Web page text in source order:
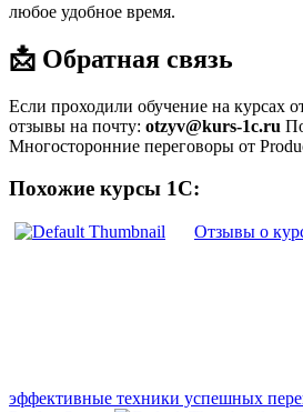
любое удобное время.
📩 Обратная связь
Если проходили обучение на курсах
отзывы на почту: otzyv@kurs-1c.ru
Многосторонние переговоры от
Похожие курсы 1С:
Отзывы о
эффективные техники успешных